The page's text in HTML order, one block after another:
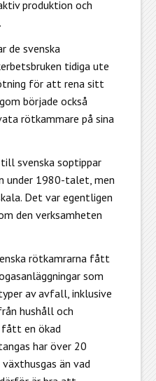
produktion och
de svenska
tidiga ute
för att rena sitt
började också
rötkammare på sina
svenska soptippar
under 1980-talet, men
Det var egentligen
den verksamheten
rötkamrarna fått
som
av avfall, inklusive
hushåll och
fått en ökad
har över 20
än vad